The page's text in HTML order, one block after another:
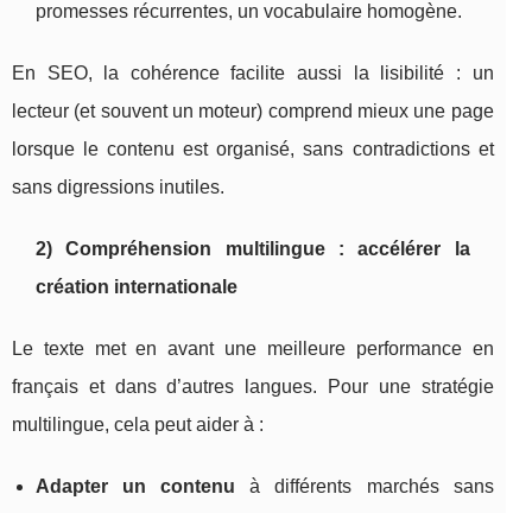
promesses récurrentes, un vocabulaire homogène.
En SEO, la cohérence facilite aussi la lisibilité : un
lecteur (et souvent un moteur) comprend mieux une page
lorsque le contenu est organisé, sans contradictions et
sans digressions inutiles.
2) Compréhension multilingue : accélérer la
création internationale
Le texte met en avant une meilleure performance en
français et dans d’autres langues. Pour une stratégie
multilingue, cela peut aider à :
Adapter un contenu à différents marchés sans